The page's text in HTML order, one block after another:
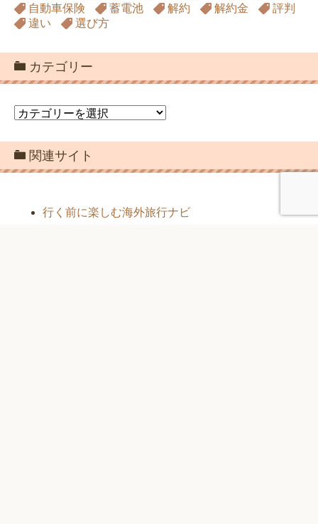
自動車保険
蓄電池 解約 解約金
評判
違い
選び方
カテゴリー
カ
ゴ
リ
ー
関連サイト
行く前に楽しむ海外旅行ナビ